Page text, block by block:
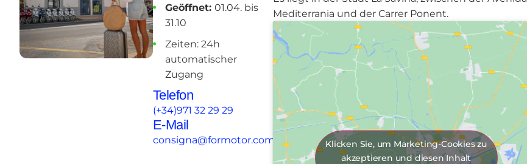
Geöffnet: 01.04. bis
31.10
Zeiten: 24h
automatischer
Zugang
Telefon
(+34)971 32 29 29
E-Mail
consigna@formotor.com
Mediterrania und der Carrer Ponent.
Klicken Sie, um Marketing-Cookies zu
akzeptieren und diesen Inhalt